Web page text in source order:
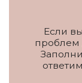
Если
проблем